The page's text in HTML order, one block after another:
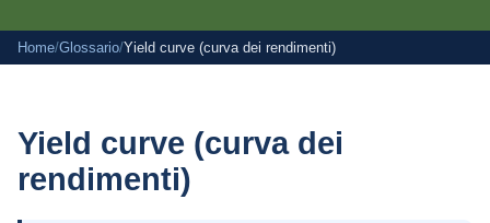
Home/Glossario/Yield curve (curva dei rendimenti)
Yield curve (curva dei
rendimenti)